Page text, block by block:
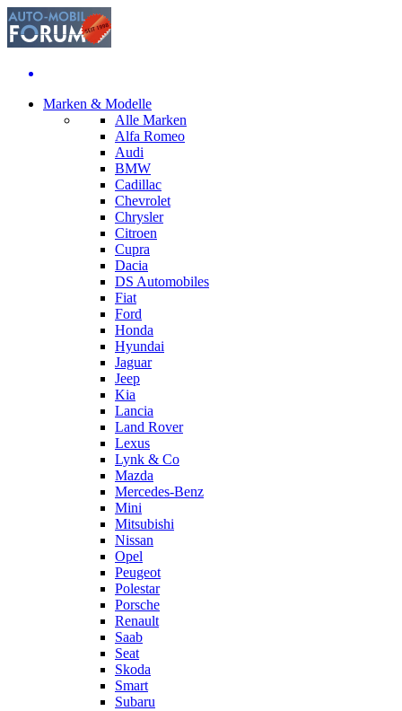
Marken & Modelle
Alle Marken
Alfa Romeo
Audi
BMW
Cadillac
Chevrolet
Chrysler
Citroen
Cupra
Dacia
DS Automobiles
Fiat
Ford
Honda
Hyundai
Jaguar
Jeep
Kia
Lancia
Land Rover
Lexus
Lynk & Co
Mazda
Mercedes-Benz
Mini
Mitsubishi
Nissan
Opel
Peugeot
Polestar
Porsche
Renault
Saab
Seat
Skoda
Smart
Subaru